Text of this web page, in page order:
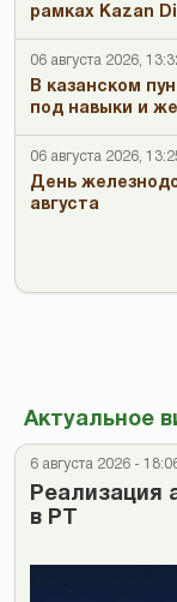
рамках Kazan
06 августа 2026,
В казанском
под навыки и
06 августа 2026,
День
августа
Актуальное
6 августа 2026 -
Реализация
в РТ